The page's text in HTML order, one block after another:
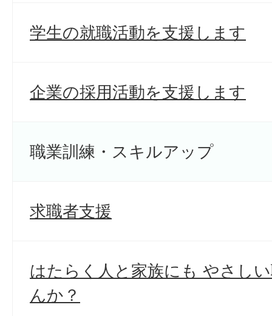
学生の就職活動を支援します
企業の採用活動を支援します
職業訓練・スキルアップ
求職者支援
はたらく人と家族にも やさし
んか？